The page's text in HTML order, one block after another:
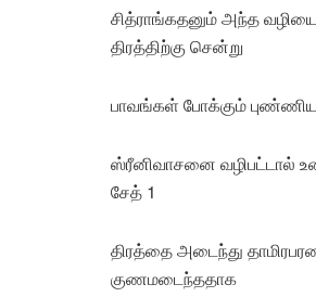
சித்ராங்கதனும் அந்த
திரத்திற்கு சென்று
பாவங்கள் போக்கும் புண்ணிய
ஸ்ரீனிவாசனை வழிபட்டால்
சேத் 1
திரத்தை அடைந்து
குணமடைந்ததாக